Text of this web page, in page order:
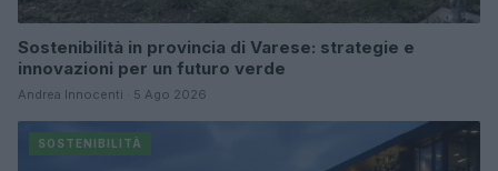
Sostenibilità in provincia di Varese: strategie e
innovazioni per un futuro verde
Andrea Innocenti · 5 Ago 2026
SOSTENIBILITÀ